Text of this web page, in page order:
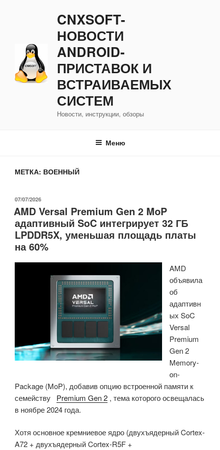
CNXSOFT-
НОВОСТИ
ANDROID-
ПРИСТАВОК И
ВСТРАИВАЕМЫХ
СИСТЕМ
Новости, инструкции, обзоры
Меню
МЕТКА: ВОЕННЫЙ
ОПУБЛИКОВАНО
07/07/2026
AMD Versal Premium Gen 2 MoP
адаптивный SoC интегрирует 32 ГБ
LPDDR5X, уменьшая площадь платы
на 60%
AMD
объявила
об
адаптивн
ых SoC
Versal
Premium
Gen 2
Memory-
on-
Package (MoP), добавив опцию встроенной памяти к
семейству Premium Gen 2 , тема которого освещалась
в ноябре 2024 года.
Хотя основное кремниевое ядро (двухъядерный Cortex-
A72 + двухъядерный Cortex-R5F +